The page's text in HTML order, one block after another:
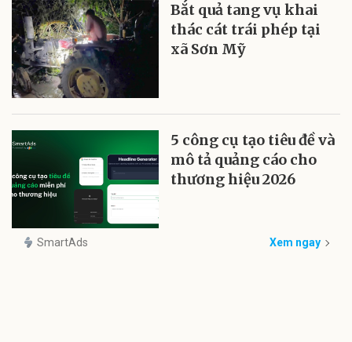
Bắt quả tang vụ khai
thác cát trái phép tại
xã Sơn Mỹ
5 công cụ tạo tiêu đề và
mô tả quảng cáo cho
thương hiệu 2026
SmartAds Xem ngay